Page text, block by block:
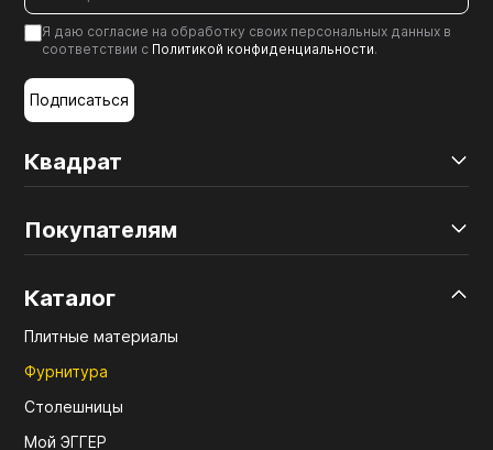
Квадрат
Покупателям
Каталог
Плитные материалы
Фурнитура
Столешницы
Мой ЭГГЕР
Я даю согласие на обработку своих персональных данных в
соответствии с Политикой конфиденциальности.
Подписаться